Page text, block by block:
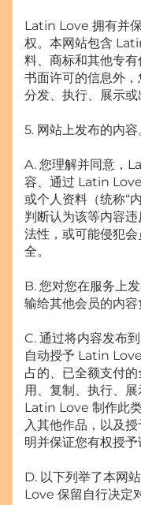
Latin Love 拥有并
权。本网站包含
料、商标和其他专
书面许可的信息外，
分发、执行、展示或
5. 网站上发布的内容
A. 您理解并同意，
容、通过 Latin
或个人资料（统称“
判断认为该等内容
法性，或可能侵犯
全。
B. 您对您在服务上
输给其他会员的内容
C. 通过将内容发布
自动授予 Latin
占的、已全额支付
用、复制、执行、
Latin Love 制作此
入其他作品，以及
明并保证您有权授予
D. 以下列举了本网
Love 保留自行决定